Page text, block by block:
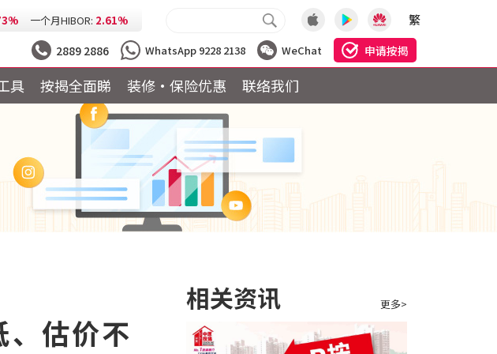
一个月HIBOR: 2.61%
今日最低H按: 3.25%
繁
2889 2886 WhatsApp 9228 2138 WeChat 申请按揭
具 按揭全面睇 装修·保险优惠 联络我们
、估价不
相关资讯 更多>